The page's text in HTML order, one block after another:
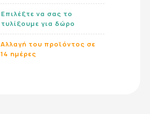
Επιλέξτε να σας το
τυλίξουμε για δώρο
Αλλαγή του προϊόντος σε
14 ημέρες